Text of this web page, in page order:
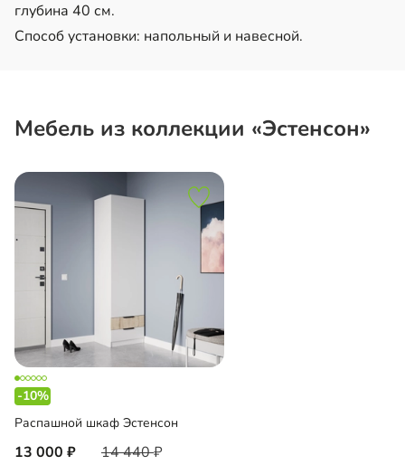
глубина 40 см.
Способ установки: напольный и навесной.
Мебель из коллекции «Эстенсон»
-10%
Распашной шкаф Эстенсон
13 000 14 440